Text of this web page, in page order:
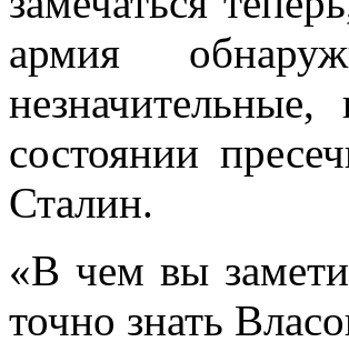
армия
состоянии
Сталин.
«В чем вы
точно знать